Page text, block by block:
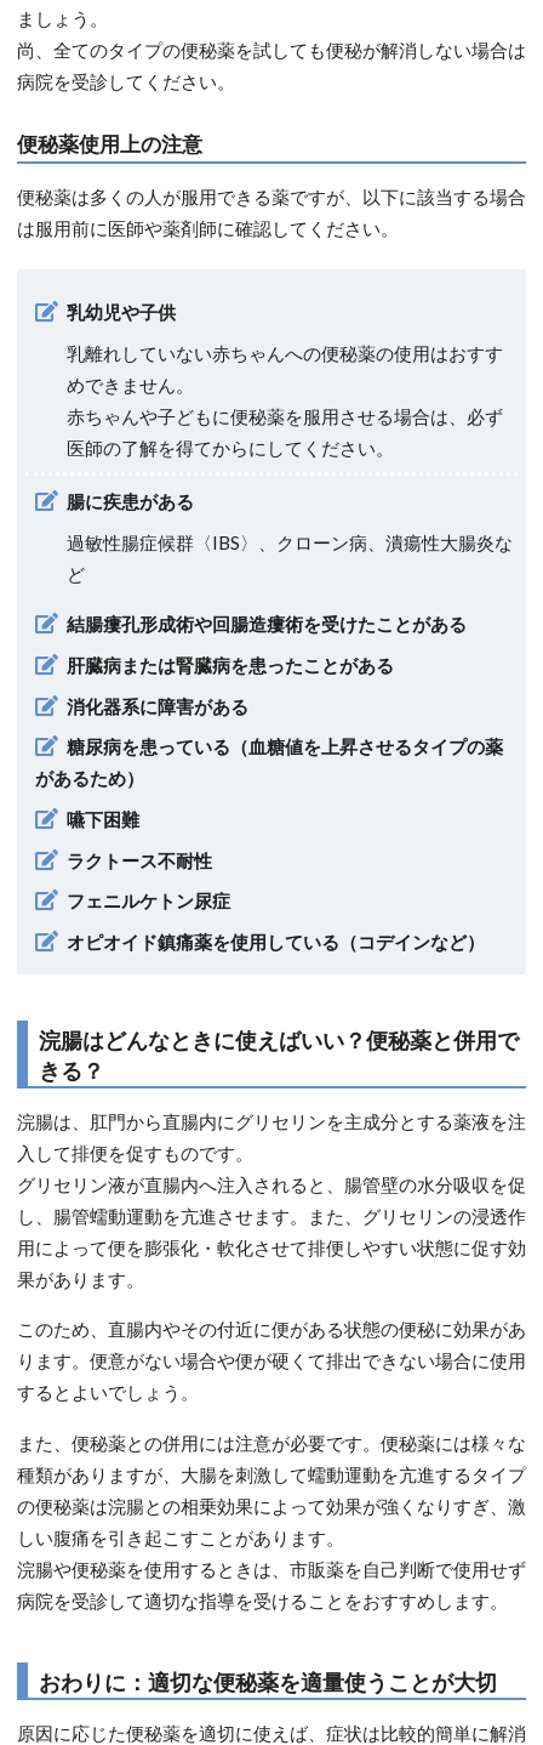
ましょう。
尚、全てのタイプの便秘薬を試しても便秘が解消しない場合は
病院を受診してください。
便秘薬使用上の注意
便秘薬は多くの人が服用できる薬ですが、以下に該当する場合
は服用前に医師や薬剤師に確認してください。
乳幼児や子供
乳離れしていない赤ちゃんへの便秘薬の使用はおすす
めできません。
赤ちゃんや子どもに便秘薬を服用させる場合は、必ず
医師の了解を得てからにしてください。
腸に疾患がある
過敏性腸症候群〈IBS〉、クローン病、潰瘍性大腸炎な
ど
結腸瘻孔形成術や回腸造瘻術を受けたことがある
肝臓病または腎臓病を患ったことがある
消化器系に障害がある
糖尿病を患っている（血糖値を上昇させるタイプの薬
があるため）
嚥下困難
ラクトース不耐性
フェニルケトン尿症
オピオイド鎮痛薬を使用している（コデインなど）
浣腸はどんなときに使えばいい？便秘薬と併用で
きる？
浣腸は、肛門から直腸内にグリセリンを主成分とする薬液を注
入して排便を促すものです。
グリセリン液が直腸内へ注入されると、腸管壁の水分吸収を促
し、腸管蠕動運動を亢進させます。また、グリセリンの浸透作
用によって便を膨張化・軟化させて排便しやすい状態に促す効
果があります。
このため、直腸内やその付近に便がある状態の便秘に効果があ
ります。便意がない場合や便が硬くて排出できない場合に使用
するとよいでしょう。
また、便秘薬との併用には注意が必要です。便秘薬には様々な
種類がありますが、大腸を刺激して蠕動運動を亢進するタイプ
の便秘薬は浣腸との相乗効果によって効果が強くなりすぎ、激
しい腹痛を引き起こすことがあります。
浣腸や便秘薬を使用するときは、市販薬を自己判断で使用せず
病院を受診して適切な指導を受けることをおすすめします。
おわりに：適切な便秘薬を適量使うことが大切
原因に応じた便秘薬を適切に使えば、症状は比較的簡単に解消